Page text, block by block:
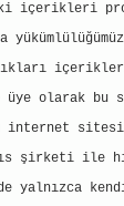
içerikleri
olarak bu
internet
şirketi ile
yalnızca